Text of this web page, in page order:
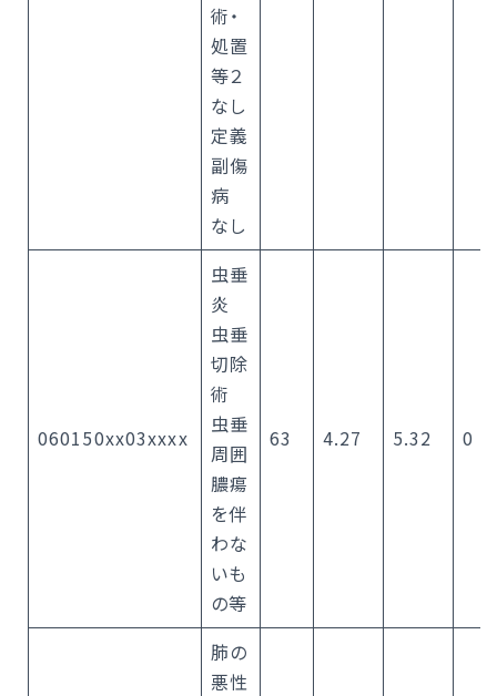
術・
処置
等２
なし
定義
副傷
病
なし
060150xx03xxxx
虫垂
炎
虫垂
切除
術
虫垂
周囲
膿瘍
を伴
わな
いも
の等
63 4.27 5.32 0
肺の
悪性